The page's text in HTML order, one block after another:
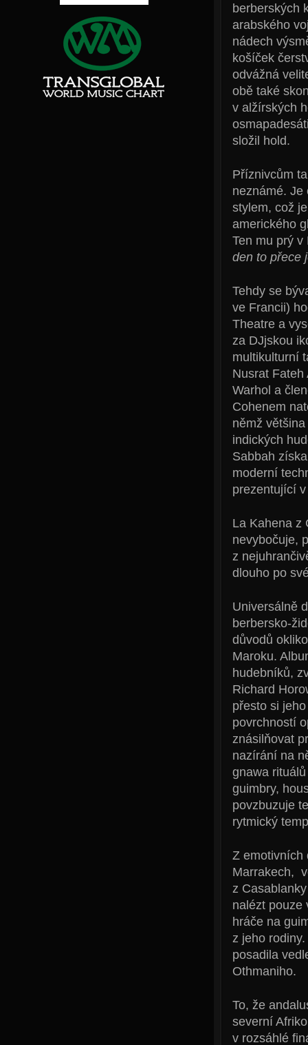
berberských
arabského
nádech
košíček
odvážná
obě také
v alžírských
složil hold.
Příznivcům
neznámé. Je
stylem, což
amerického
Ten mu prý v
den to přece
Tehdy se
ve Francii)
Theatre a
za DJjskou
multikulturní
Nusrat
Warhol a
Cohenem
němž
indických
Sabbah
moderní
prezentující
La Kahena z
nevybočuje,
z
dlouho po
Universálně
berbersko-
důvodů
Maroku.
hudebníků,
Richard
přesto si
povrchností
znásilňovat
nazírání na
gnawa
guimbry,
povzbuzuje
rytmický
Z emotivních
Marrakech,
z
nalézt pouze
hráče na
z jeho
posadila
Othmaniho.
To, že
severní
v rozsáhlé